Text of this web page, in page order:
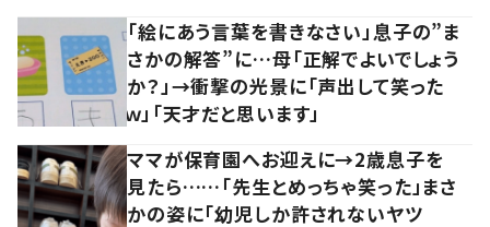
「絵にあう言葉を書きなさい」息子の”ま
さかの解答”に…母「正解でよいでしょう
か？」→衝撃の光景に「声出して笑った
ｗ」「天才だと思います」
ママが保育園へお迎えに→2歳息子を
見たら……「先生とめっちゃ笑った」まさ
かの姿に「幼児しか許されないヤツ